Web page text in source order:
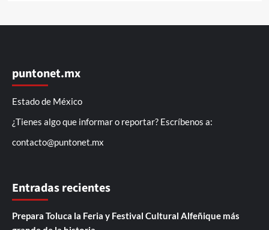
puntonet.mx
Estado de México
¿Tienes algo que informar o reportar? Escríbenos a:
contacto@puntonet.mx
Entradas recientes
Prepara Toluca la Feria y Festival Cultural Alfeñique más